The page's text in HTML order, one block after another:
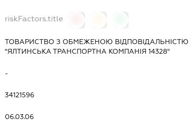
riskFactors.title
ТОВАРИСТВО З ОБМЕЖЕНОЮ ВІДПОВІДАЛЬНІСТЮ
"ЯЛТИНСЬКА ТРАНСПОРТНА КОМПАНІЯ 14328"
-
34121596
06.03.06